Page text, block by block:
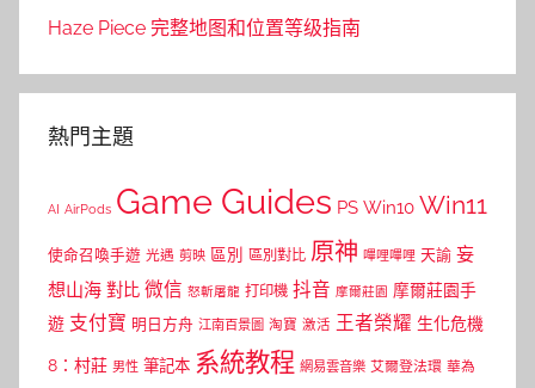
Haze Piece 完整地图和位置等级指南
熱門主題
AI AirPods Game Guides PS Win10 Win11
使命召喚手遊 光遇 剪映 區別 區別對比 原神 嗶哩嗶哩 天諭 妄
想山海 對比 微信 怒斬屠龍 打印機 抖音 摩爾莊園 摩爾莊園手
遊 支付寶 明日方舟 江南百景圖 淘寶 激活 王者榮耀 生化危機
8：村莊 男性 筆記本 系統教程 網易雲音樂 艾爾登法環 華為